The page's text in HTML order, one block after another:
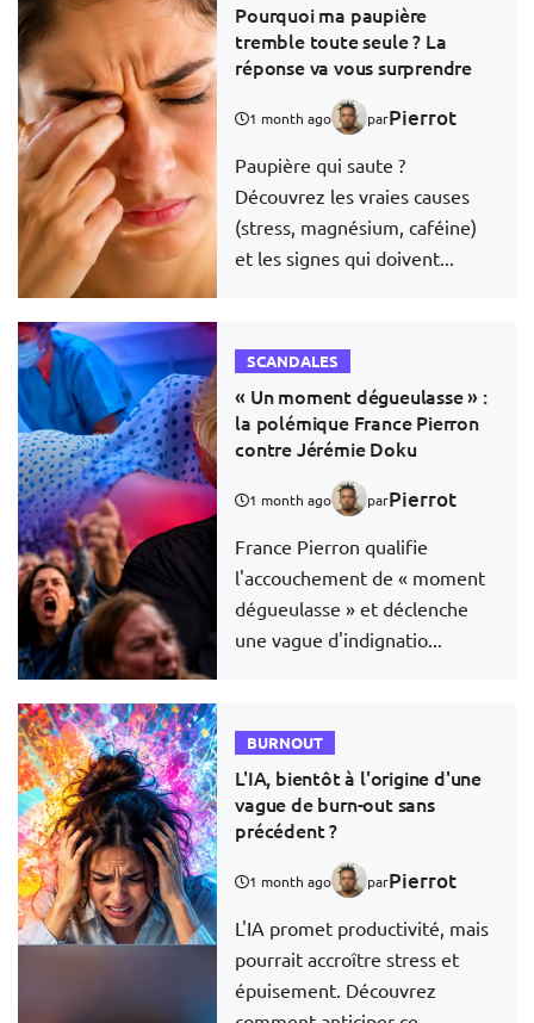
Pourquoi ma paupière
tremble toute seule ? La
réponse va vous surprendre
1 month ago parPierrot
Paupière qui saute ?
Découvrez les vraies causes
(stress, magnésium, caféine)
et les signes qui doivent...
SCANDALES
« Un moment dégueulasse » :
la polémique France Pierron
contre Jérémie Doku
1 month ago parPierrot
France Pierron qualifie
l'accouchement de « moment
dégueulasse » et déclenche
une vague d'indignatio...
BURNOUT
L'IA, bientôt à l'origine d'une
vague de burn-out sans
précédent ?
1 month ago parPierrot
L'IA promet productivité, mais
pourrait accroître stress et
épuisement. Découvrez